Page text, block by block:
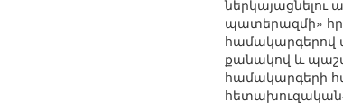
ներկայացնելու
պատերազմի»
համակարգերով
քանակով և
համակարգերի